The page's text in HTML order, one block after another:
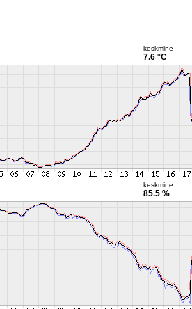
keskmine
7.6 °C
keskmine
85.5 %